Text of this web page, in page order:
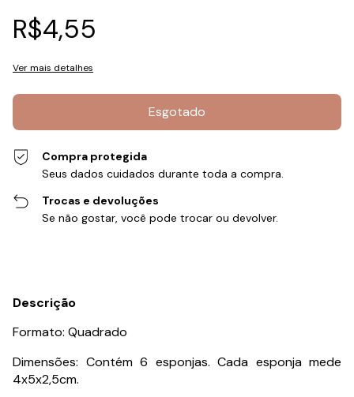
R$4,55
Ver mais detalhes
Compra protegida
Seus dados cuidados durante toda a compra.
Trocas e devoluções
Se não gostar, você pode trocar ou devolver.
Descrição
Formato: Quadrado
Dimensões: Contém 6 esponjas. Cada esponja mede
4x5x2,5cm.